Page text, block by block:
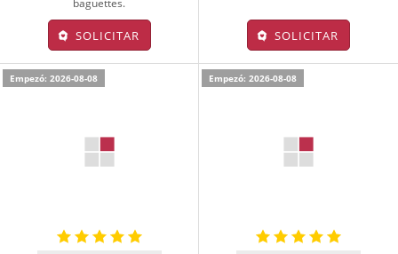
baguettes.
SOLICITAR SOLICITAR
Empezó: 2026-08-08 Empezó: 2026-08-08